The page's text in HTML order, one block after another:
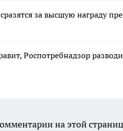
за высшую награду
Роспотребнадзор
на этой